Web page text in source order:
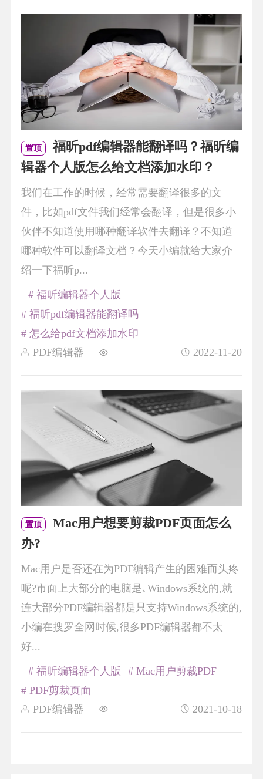
置顶
福昕pdf编辑器能翻译吗？福昕编
辑器个人版怎么给文档添加水印？
我们在工作的时候，经常需要翻译很多的文
件，比如pdf文件我们经常会翻译，但是很多小
伙伴不知道使用哪种翻译软件去翻译？不知道
哪种软件可以翻译文档？今天小编就给大家介
绍一下福昕p...
PDF编辑器 2022-11-20
# 福昕编辑器个人版
# 福昕pdf编辑器能翻译吗
# 怎么给pdf文档添加水印
置顶
Mac用户想要剪裁PDF页面怎么
办?
Mac用户是否还在为PDF编辑产生的困难而头疼
呢?市面上大部分的电脑是､Windows系统的,就
连大部分PDF编辑器都是只支持Windows系统的,
小编在搜罗全网时候,很多PDF编辑器都不太
好...
PDF编辑器 2021-10-18
# 福昕编辑器个人版
# Mac用户剪裁PDF
# PDF剪裁页面